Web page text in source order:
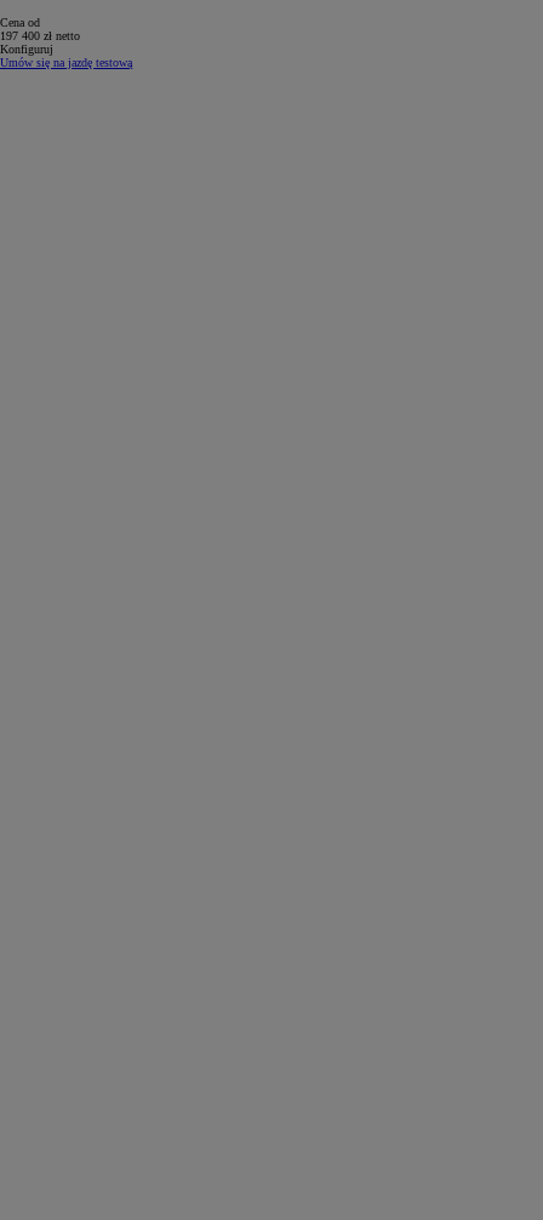
Cena od
197 400 zł netto
Konfiguruj
Umów się na jazdę testową